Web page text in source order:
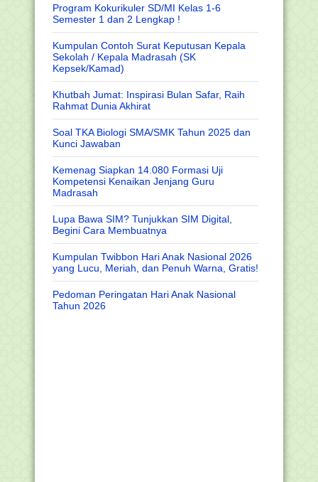
Program Kokurikuler SD/MI Kelas 1-6
Semester 1 dan 2 Lengkap !
Kumpulan Contoh Surat Keputusan Kepala
Sekolah / Kepala Madrasah (SK
Kepsek/Kamad)
Khutbah Jumat: Inspirasi Bulan Safar, Raih
Rahmat Dunia Akhirat
Soal TKA Biologi SMA/SMK Tahun 2025 dan
Kunci Jawaban
Kemenag Siapkan 14.080 Formasi Uji
Kompetensi Kenaikan Jenjang Guru
Madrasah
Lupa Bawa SIM? Tunjukkan SIM Digital,
Begini Cara Membuatnya
Kumpulan Twibbon Hari Anak Nasional 2026
yang Lucu, Meriah, dan Penuh Warna, Gratis!
Pedoman Peringatan Hari Anak Nasional
Tahun 2026